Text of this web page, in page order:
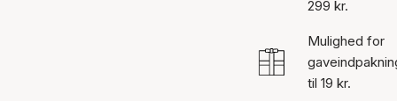
299 kr.
Mulighed for
til 19 kr.